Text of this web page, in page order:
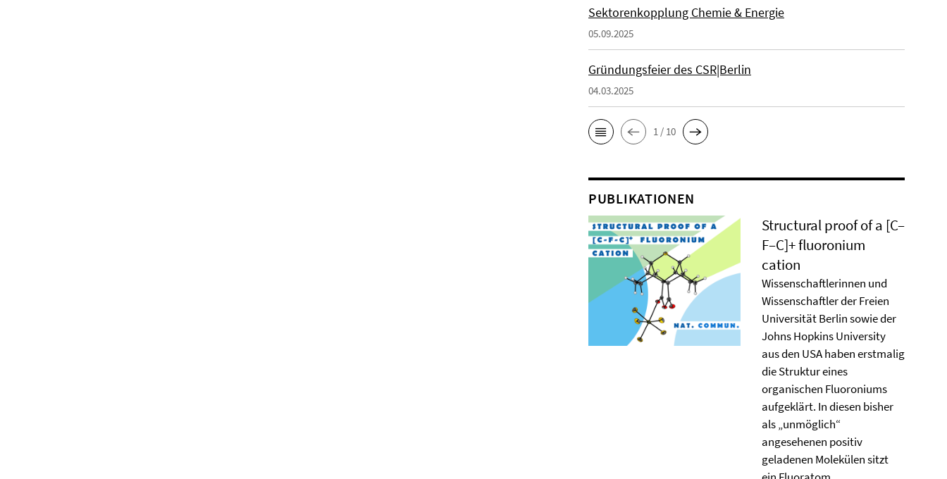
Sektorenkopplung Chemie & Energie
05.09.2025
Gründungsfeier des CSR|Berlin
04.03.2025
1 / 10
PUBLIKATIONEN
Structural proof of a [C–
F–C]+ ﬂuoronium
cation
Wissenschaftlerinnen und
Wissenschaftler der Freien
Universität Berlin sowie der
Johns Hopkins University
aus den USA haben erstmalig
die Struktur eines
organischen Fluoroniums
aufgeklärt. In diesen bisher
als „unmöglich“
angesehenen positiv
geladenen Molekülen sitzt